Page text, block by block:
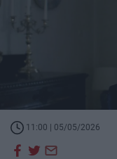
11:00 | 05/05/2026